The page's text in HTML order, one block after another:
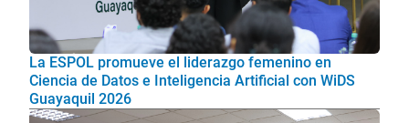
La ESPOL promueve el liderazgo femenino en
Ciencia de Datos e Inteligencia Artificial con WiDS
Guayaquil 2026